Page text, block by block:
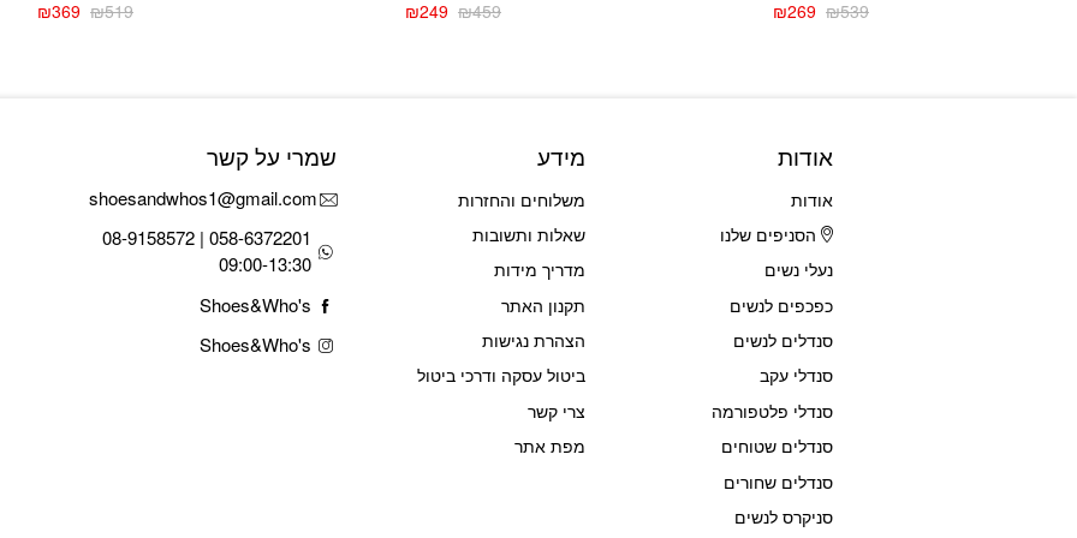
₪539
המחיר
₪269
המחיר
₪459
המחיר
₪249
המחיר
₪519
המחיר
₪369
המחיר
אודות
אודות
הסניפים שלנו
נעלי נשים
כפכפים לנשים
סנדלים לנשים
סנדלי עקב
סנדלי פלטפורמה
סנדלים שטוחים
סנדלים שחורים
סניקרס לנשים
מידע
משלוחים והחזרות
שאלות ותשובות
מדריך מידות
תקנון האתר
הצהרת נגישות
ביטול עסקה ודרכי ביטול
צרי קשר
מפת אתר
שמרי על קשר
shoesandwhos1@gmail.com
058-6372201 | 08-9158572
09:00-13:30
Shoes&Who's
Shoes&Who's